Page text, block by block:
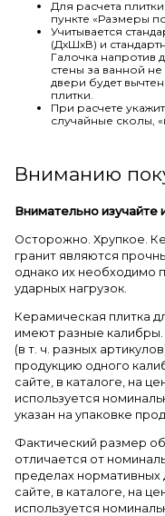
Для расчета
пункте «Размеры
Учитывается
(ДхШхВ) и
Галочка напротив
стены за ванной
двери будет
плитки.
При расчете
случайные сколы,
Вниманию
Внимательно изучайте
Осторожно. Хрупкое.
гранит являются
однако их необходимо
ударных нагрузок.
Керамическая плитка
имеют разные калибры.
(в т. ч. разных
продукцию одного
сайте, в каталоге, на
используется
указан на упаковке
Фактический размер
отличается от
пределах нормативных
сайте, в каталоге, на
используется